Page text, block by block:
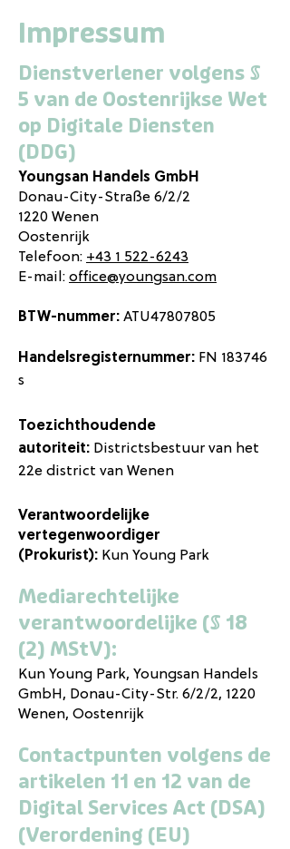
Impressum
Dienstverlener volgens §
5 van de Oostenrijkse Wet
op Digitale Diensten
(DDG)
Youngsan Handels GmbH
Donau-City-Straße 6/2/2
1220 Wenen
Oostenrijk
Telefoon: +43 1 522-6243
E-mail:office@youngsan.com
BTW-nummer:ATU47807805​
Handelsregisternummer: FN 183746
s​
Toezichthoudende
autoriteit: Districtsbestuur van het
22e district van Wenen
Verantwoordelijke
vertegenwoordiger
(Prokurist): Kun Young Park
Mediarechtelijke
verantwoordelijke (§ 18
(2) MStV):
Kun Young Park, Youngsan Handels
GmbH, Donau-City-Str. 6/2/2, 1220
Wenen, Oostenrijk
Contactpunten volgens de
artikelen 11 en 12 van de
Digital Services Act (DSA)
(Verordening (EU)